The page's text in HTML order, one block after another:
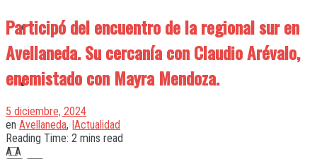
Quilmes
Varela
Participó del encuentro de la regional sur en
Avellaneda. Su cercanía con Claudio Arévalo,
enemistado con Mayra Mendoza.
5 diciembre, 2024
en Avellaneda, |Actualidad
Reading Time: 2 mins read
A A